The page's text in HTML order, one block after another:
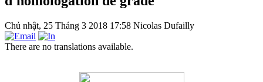
Chủ nhật, 25 Tháng 3 2018 17:58 Nicolas Dufailly
There are no translations available.